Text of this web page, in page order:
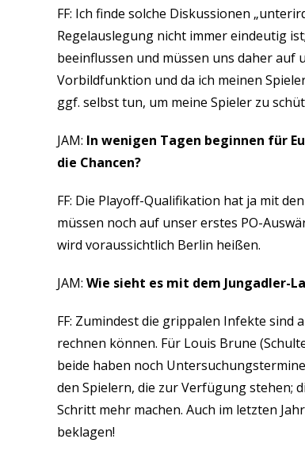
FF: Ich finde solche Diskussionen
Regelauslegung nicht immer eindeutig
beeinflussen und müssen uns daher auf
Vorbildfunktion und da ich meinen
ggf. selbst tun, um meine Spieler zu
JAM: In wenigen Tagen beginnen für
die Chancen?
FF: Die Playoff-Qualifikation hat ja mit
müssen noch auf unser erstes PO-
wird voraussichtlich Berlin heißen.
JAM: Wie sieht es mit dem Jungadler-
FF: Zumindest die grippalen Infekte sind
rechnen können. Für Louis Brune
beide haben noch
den Spielern, die zur Verfügung stehen;
Schritt mehr machen. Auch im letzten
beklagen!